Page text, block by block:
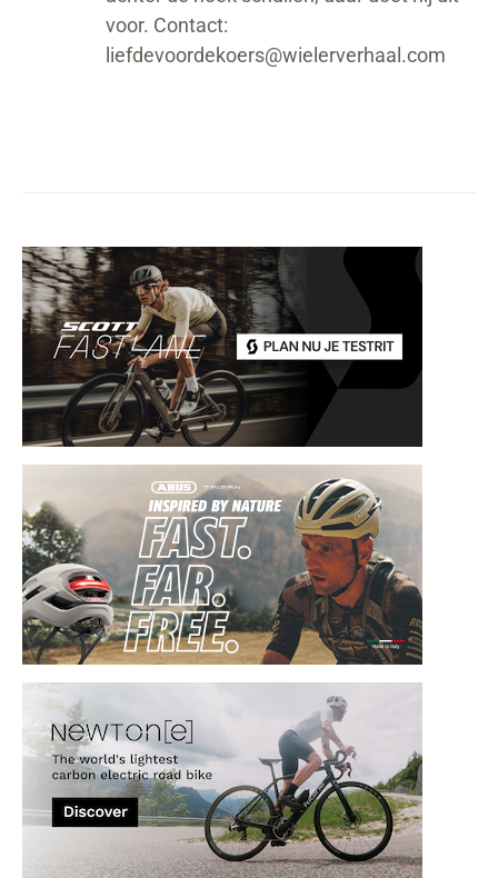
voor. Contact:
liefdevoordekoers@wielerverhaal.com